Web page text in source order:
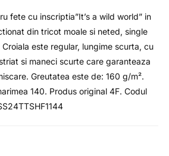
fete cu inscriptia”It’s a wild world” in
din tricot moale si neted, single
este regular, lungime scurta, cu
si maneci scurte care garanteaza
Greutatea este de: 160 g/m².
140. Produs original 4F. Codul